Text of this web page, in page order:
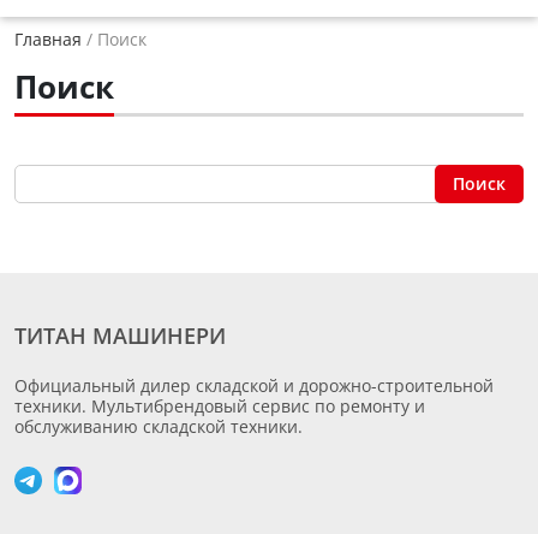
Главная Поиск
Поиск
Поиск
ТИТАН МАШИНЕРИ
Официальный дилер складской и дорожно-строительной
техники. Мультибрендовый сервис по ремонту и
обслуживанию складской техники.